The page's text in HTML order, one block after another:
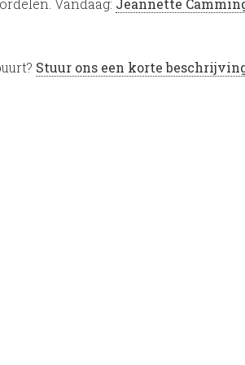
Vandaag: Jeannette
Stuur ons een korte